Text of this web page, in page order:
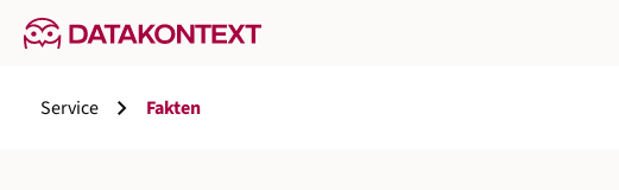
Zur Hauptnavigation springen
Service chevron_right Fakten